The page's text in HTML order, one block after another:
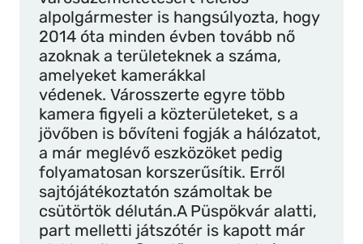
alpolgármester is hangsúlyozta, hogy
2014 óta minden évben tovább nő
azoknak a területeknek a száma,
amelyeket kamerákkal
védenek. Városszerte egyre több
kamera figyeli a közterületeket, s a
jövőben is bővíteni fogják a hálózatot,
a már meglévő eszközöket pedig
folyamatosan korszerűsítik. Erről
sajtójátékoztatón számoltak be
csütörtök délután.A Püspökvár alatti,
part melletti játszótér is kapott már